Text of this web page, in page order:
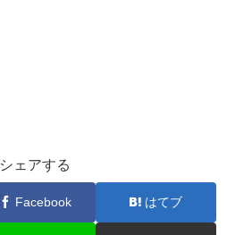
シェアする
Facebook はてブ